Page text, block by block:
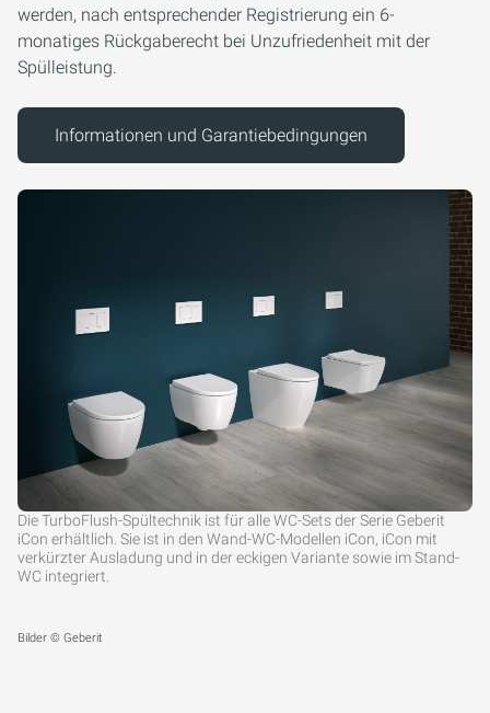
werden, nach entsprechender Registrierung ein 6-
monatiges Rückgaberecht bei Unzufriedenheit mit der
Spülleistung.
Informationen und Garantiebedingungen
Die TurboFlush-Spültechnik ist für alle WC-Sets der Serie Geberit
iCon erhältlich. Sie ist in den Wand-WC-Modellen iCon, iCon mit
verkürzter Ausladung und in der eckigen Variante sowie im Stand-
WC integriert.
Bilder © Geberit